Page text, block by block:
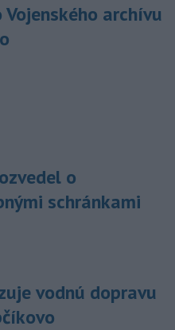
archívu
o
schránkami
vodnú dopravu